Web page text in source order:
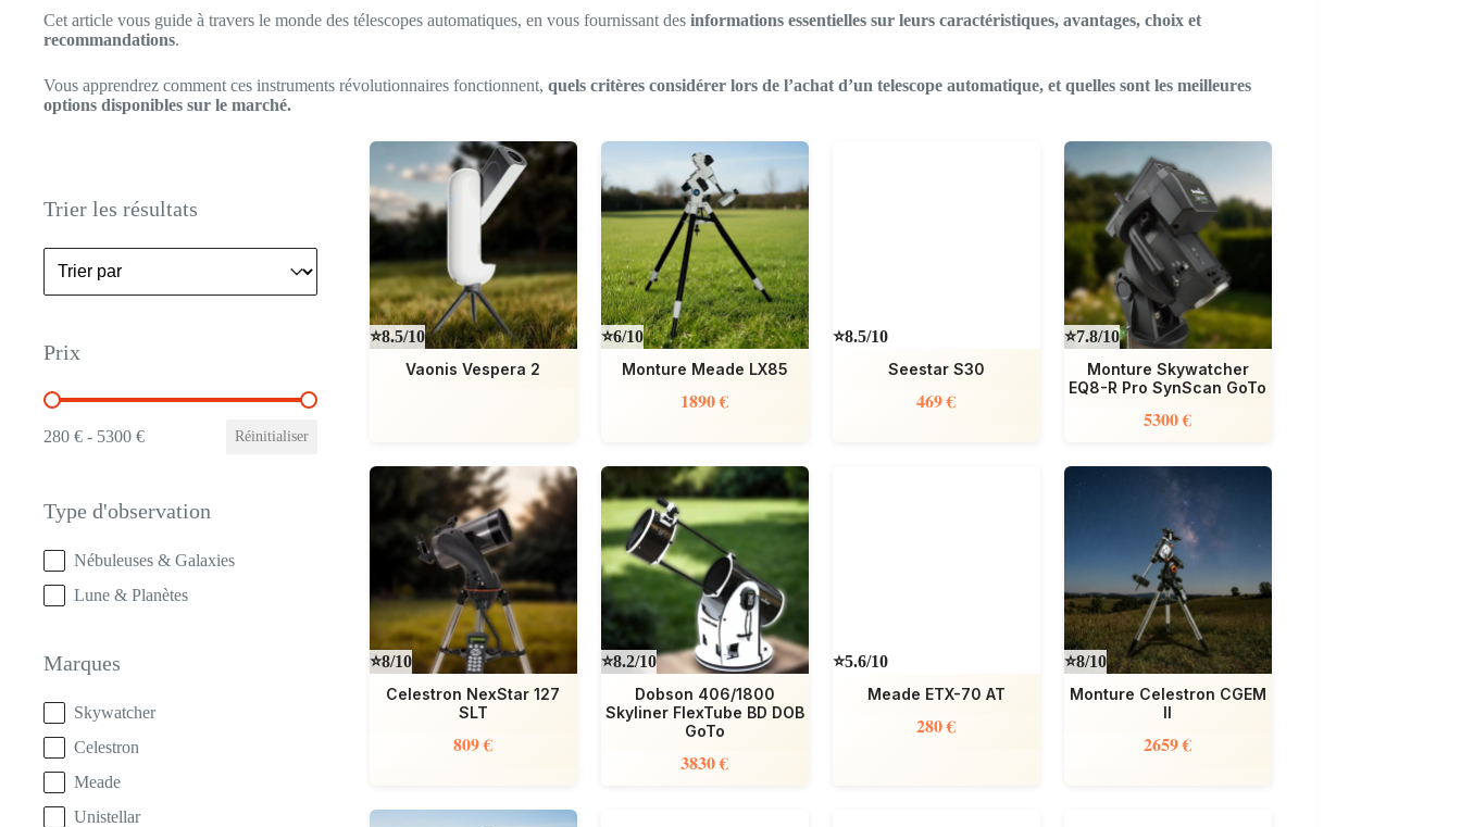
Cet article vous guide à travers le monde des télescopes automatiques, en vous fournissant des informations essentielles sur leurs caractéristiques, avantages, choix et
recommandations.
Vous apprendrez comment ces instruments révolutionnaires fonctionnent, quels critères considérer lors de l’achat d’un telescope automatique, et quelles sont les meilleures
options disponibles sur le marché.
Trier les résultats
Trier les résultats
Prix
Prix
280 € - 5300 € Réinitialiser
Type d'observation
Type d'observation
Nébuleuses & Galaxies
Lune & Planètes
Marques
Marques
Skywatcher
Celestron
Meade
Unistellar
⭐8.5/10
Vaonis Vespera 2
⭐6/10
Monture Meade LX85
1890 €
⭐8.5/10
Seestar S30
469 €
⭐7.8/10
Monture Skywatcher
EQ8-R Pro SynScan GoTo
5300 €
⭐8/10
Celestron NexStar 127
SLT
809 €
⭐8.2/10
Dobson 406/1800
Skyliner FlexTube BD DOB
GoTo
3830 €
⭐5.6/10
Meade ETX-70 AT
280 €
⭐8/10
Monture Celestron CGEM
II
2659 €